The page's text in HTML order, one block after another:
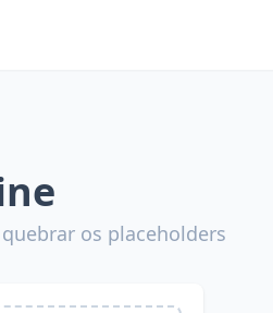
os placeholders